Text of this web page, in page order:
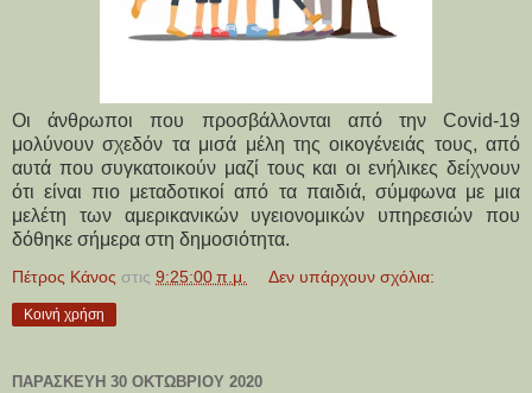
Οι άνθρωποι που προσβάλλονται από την Covid-19
μολύνουν σχεδόν τα μισά μέλη της οικογένειάς τους, από
αυτά που συγκατοικούν μαζί τους και οι ενήλικες δείχνουν
ότι είναι πιο μεταδοτικοί από τα παιδιά, σύμφωνα με μια
μελέτη των αμερικανικών υγειονομικών υπηρεσιών που
δόθηκε σήμερα στη δημοσιότητα.
Πέτρος Κάνος στις 9:25:00 π.μ. Δεν υπάρχουν σχόλια:
Κοινή χρήση
ΠΑΡΑΣΚΕΥΉ 30 ΟΚΤΩΒΡΊΟΥ 2020